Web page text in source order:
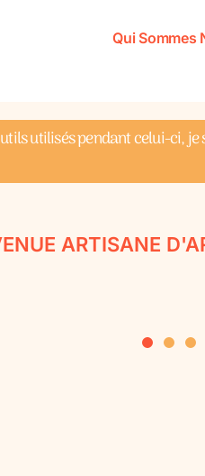
Qui Sommes
utilisés pendant celui-ci,
ARTISANE